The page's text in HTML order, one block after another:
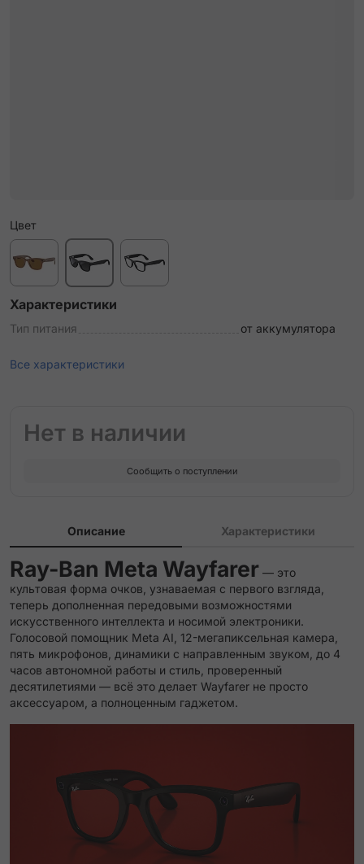
Цвет
Характеристики
Тип питания от аккумулятора
Все характеристики
Нет в наличии
Сообщить о поступлении
Описание Характеристики
Ray-Ban Meta Wayfarer — это
культовая форма очков, узнаваемая с первого взгляда,
теперь дополненная передовыми возможностями
искусственного интеллекта и носимой электроники.
Голосовой помощник Meta AI, 12-мегапиксельная камера,
пять микрофонов, динамики с направленным звуком, до 4
часов автономной работы и стиль, проверенный
десятилетиями — всё это делает Wayfarer не просто
аксессуаром, а полноценным гаджетом.